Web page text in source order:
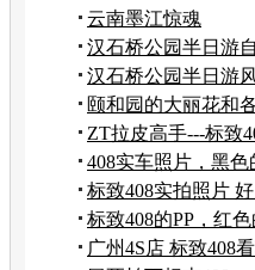
云南墨江惊魂
汉石桥公园半日游
汉石桥公园半日游
颐和园的大丽花和
ZT拉皮高手---标致
408实车照片，黑
标致408实拍照片
标致408的PP，红
广州4S店 标致408